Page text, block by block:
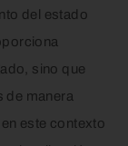
del estado
sino que
de manera
este contexto